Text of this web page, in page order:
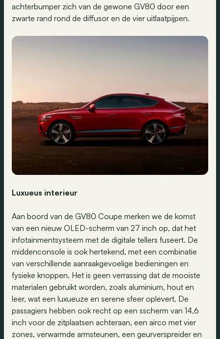
achterbumper zich van de gewone GV80 door een
zwarte rand rond de diffusor en de vier uitlaatpijpen.
Luxueus interieur
Aan boord van de GV80 Coupe merken we de komst
van een nieuw OLED-scherm van 27 inch op, dat het
infotainmentsysteem met de digitale tellers fuseert. De
middenconsole is ook hertekend, met een combinatie
van verschillende aanraakgevoelige bedieningen en
fysieke knoppen. Het is geen verrassing dat de mooiste
materialen gebruikt worden, zoals aluminium, hout en
leer, wat een luxueuze en serene sfeer oplevert. De
passagiers hebben ook recht op een sscherm van 14,6
inch voor de zitplaatsen achteraan, een airco met vier
zones, verwarmde armsteunen, een geurverspreider en